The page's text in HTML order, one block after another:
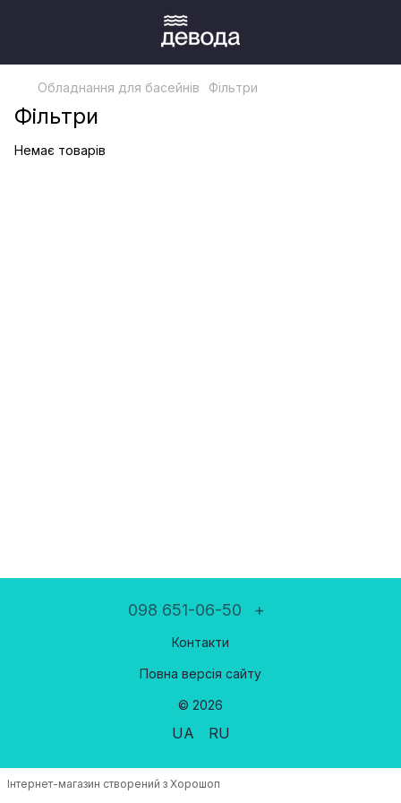
Обладнання для басейнів Фільтри
Фільтри
Немає товарів
098 651-06-50 +
Контакти
Повна версія сайту
© 2026
UA RU
Інтернет-магазин створений з Хорошоп